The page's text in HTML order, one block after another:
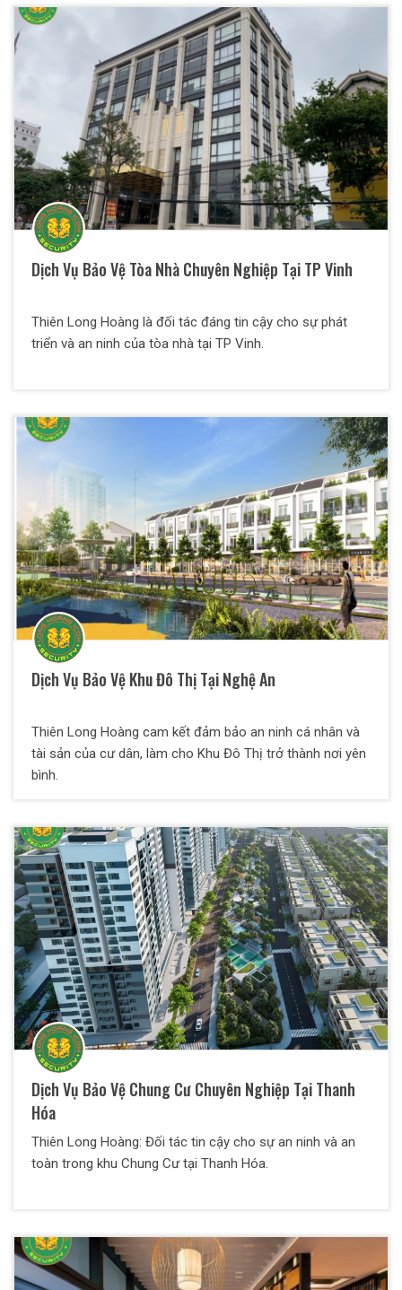
Dịch Vụ Bảo Vệ Tòa Nhà Chuyên Nghiệp Tại TP Vinh
Thiên Long Hoàng là đối tác đáng tin cậy cho sự phát
triển và an ninh của tòa nhà tại TP Vinh.
Dịch Vụ Bảo Vệ Khu Đô Thị Tại Nghệ An
Thiên Long Hoàng cam kết đảm bảo an ninh cá nhân và
tài sản của cư dân, làm cho Khu Đô Thị trở thành nơi yên
bình.
Dịch Vụ Bảo Vệ Chung Cư Chuyên Nghiệp Tại Thanh
Hóa
Thiên Long Hoàng: Đối tác tin cậy cho sự an ninh và an
toàn trong khu Chung Cư tại Thanh Hóa.